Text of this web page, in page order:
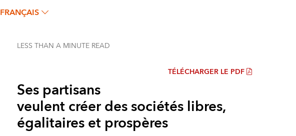
FRANÇAIS
LESS THAN A MINUTE READ
TÉLÉCHARGER LE PDF
Ses partisans
veulent créer des sociétés libres,
égalitaires et prospères